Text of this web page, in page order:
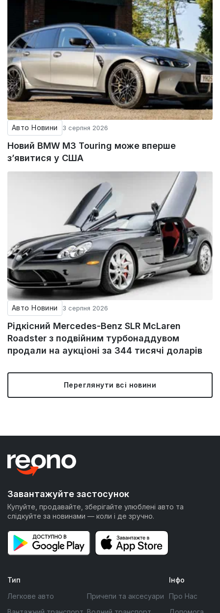
Авто Новини 3 серпня 2026
Новий BMW M3 Touring може вперше
з’явитися у США
Авто Новини 3 серпня 2026
Рідкісний Mercedes-Benz SLR McLaren
Roadster з подвійним турбонаддувом
продали на аукціоні за 344 тисячі доларів
Переглянути всі новини
Завантажуйте застосунок
Купуйте, продавайте, зберігайте улюблені авто та
слідкуйте за новинами — коли і де зручно.
Тип
Легкове авто
Причепи та аксесуари
Інфо
Про Нас